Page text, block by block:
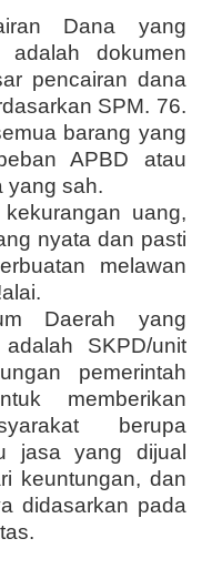
Dana yang
adalah dokumen
pencairan dana
SPM. 76.
barang yang
APBD atau
yang sah.
uang,
nyata dan pasti
melawan
Daerah yang
SKPD/unit
pemerintah
memberikan
berupa
jasa yang dijual
keuntungan, dan
didasarkan pada